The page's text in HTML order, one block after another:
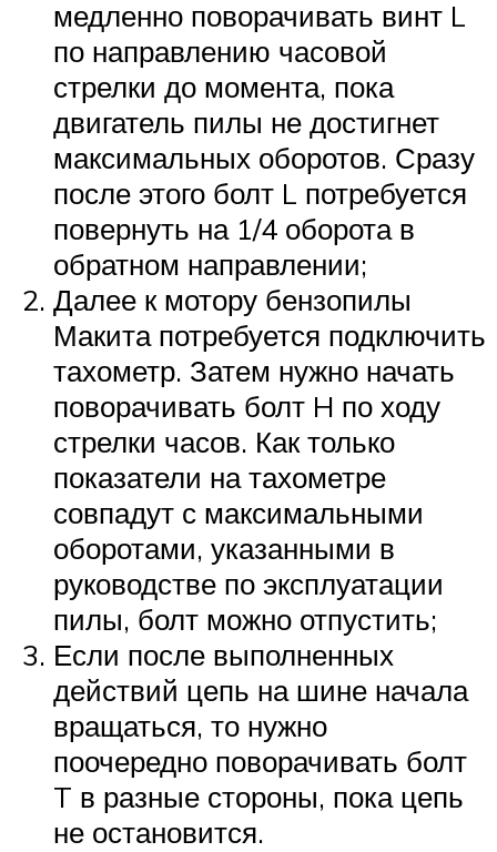
медленно поворачивать винт L
по направлению часовой
стрелки до момента, пока
двигатель пилы не достигнет
максимальных оборотов. Сразу
после этого болт L потребуется
повернуть на 1/4 оборота в
обратном направлении;
Далее к мотору бензопилы
Макита потребуется подключить
тахометр. Затем нужно начать
поворачивать болт H по ходу
стрелки часов. Как только
показатели на тахометре
совпадут с максимальными
оборотами, указанными в
руководстве по эксплуатации
пилы, болт можно отпустить;
Если после выполненных
действий цепь на шине начала
вращаться, то нужно
поочередно поворачивать болт
T в разные стороны, пока цепь
не остановится.